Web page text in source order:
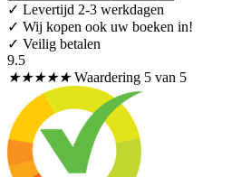
✓ Levertijd 2-3 werkdagen
✓ Wij kopen ook uw boeken in!
✓ Veilig betalen
9.5
★★★★★ Waardering 5 van 5